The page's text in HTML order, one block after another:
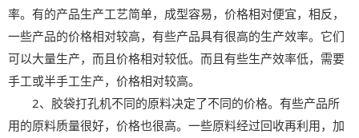
率。有的产品生产工艺简单，成型容易，价格相对便宜，相反，
一些产品的价格相对较高，有些产品具有很高的生产效率。它们
可以大量生产，而且价格相对较低。而且有些生产效率低，需要
手工或半手工生产，价格相对较高。
2、胶袋打孔机不同的原料决定了不同的价格。有些产品所
用的原料质量很好，价格也很高。一些原料经过回收再利用，加